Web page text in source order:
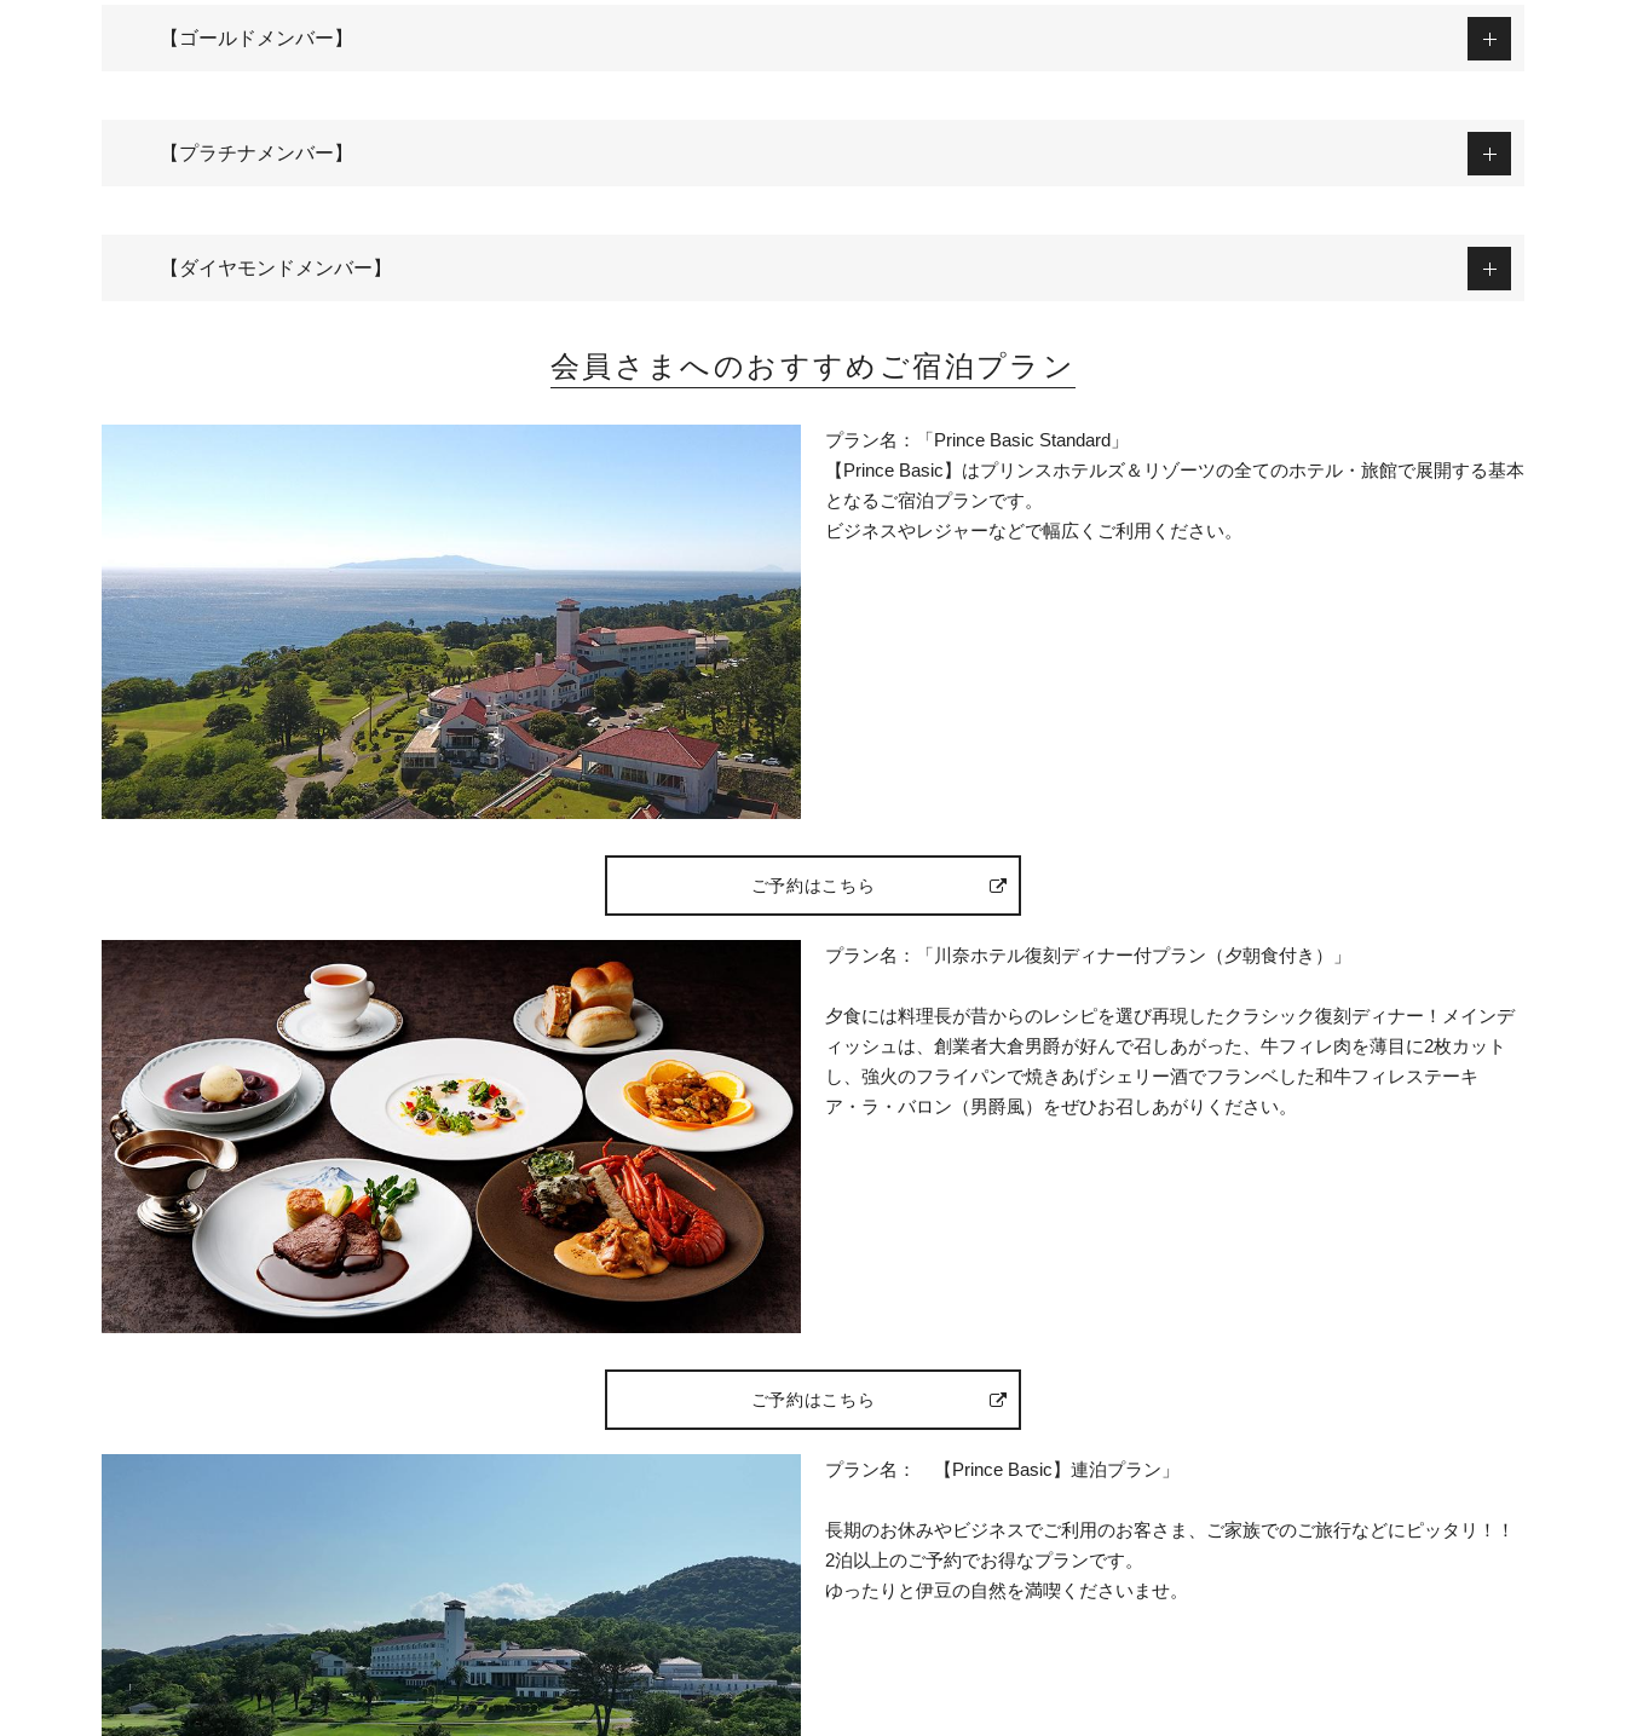
【ゴールドメンバー】
【プラチナメンバー】
【ダイヤモンドメンバー】
会員さまへのおすすめご宿泊プラン
プラン名：「Prince Basic Standard」
【Prince Basic】はプリンスホテルズ＆リゾーツの全てのホテル・旅館で展開する基本
となるご宿泊プランです。
ビジネスやレジャーなどで幅広くご利用ください。
ご予約はこちら
プラン名：「川奈ホテル復刻ディナー付プラン（夕朝食付き）」
夕食には料理長が昔からのレシピを選び再現したクラシック復刻ディナー！メインデ
ィッシュは、創業者大倉男爵が好んで召しあがった、牛フィレ肉を薄目に2枚カット
し、強火のフライパンで焼きあげシェリー酒でフランベした和牛フィレステーキ
ア・ラ・バロン（男爵風）をぜひお召しあがりください。
ご予約はこちら
プラン名： 【Prince Basic】連泊プラン」
長期のお休みやビジネスでご利用のお客さま、ご家族でのご旅行などにピッタリ！！
2泊以上のご予約でお得なプランです。
ゆったりと伊豆の自然を満喫くださいませ。